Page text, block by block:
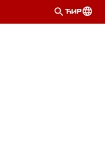
ЋИР